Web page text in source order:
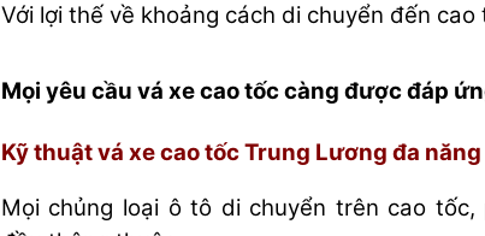
Với lợi thế về khoảng cách di chuyển đến
Mọi yêu cầu vá xe cao tốc càng được đáp
Kỹ thuật vá xe cao tốc Trung Lương đa năng
Mọi chủng loại ô tô di chuyển trên cao